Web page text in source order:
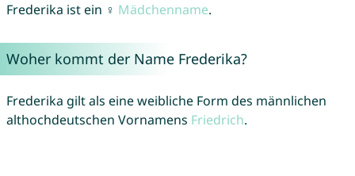
Frederika ist ein ♀ Mädchenname.
Woher kommt der Name Frederika?
Frederika gilt als eine weibliche Form des männlichen
althochdeutschen Vornamens Friedrich.